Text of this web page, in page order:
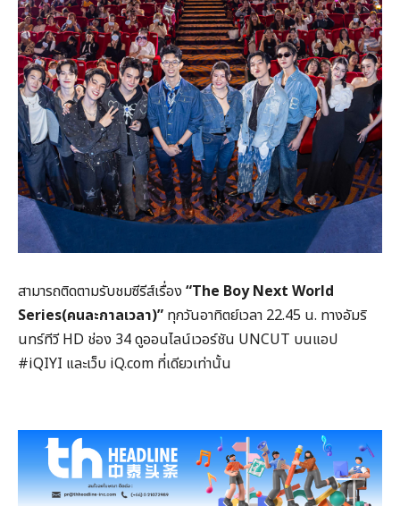
สามารถติดตามรับชมซีรีส์เรื่อง “The Boy Next World
Series(คนละกาลเวลา)” ทุกวันอาทิตย์เวลา 22.45 น. ทางอัมริ
นทร์ทีวี HD ช่อง 34 ดูออนไลน์เวอร์ชัน UNCUT บนแอป
#iQIYI และเว็บ iQ.com ที่เดียวเท่านั้น